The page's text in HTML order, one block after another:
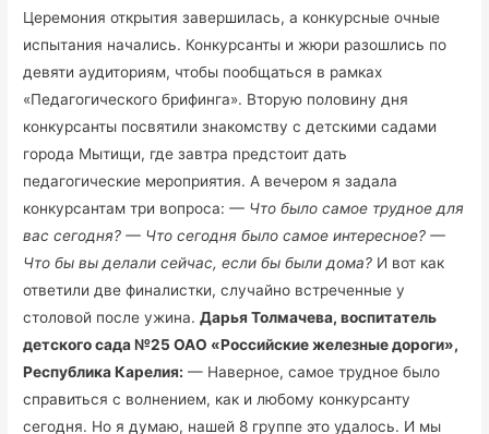
Церемония открытия завершилась, а конкурсные очные
испытания начались. Конкурсанты и жюри разошлись по
девяти аудиториям, чтобы пообщаться в рамках
«Педагогического брифинга». Вторую половину дня
конкурсанты посвятили знакомству с детскими садами
города Мытищи, где завтра предстоит дать
педагогические мероприятия. А вечером я задала
конкурсантам три вопроса:— Что было самое трудное для
вас сегодня? — Что сегодня было самое интересное? —
Что бы вы делали сейчас, если бы были дома? И вот как
ответили две финалистки, случайно встреченные у
столовой после ужина.Дарья Толмачева, воспитатель
детского сада №25 ОАО «Российские железные дороги»,
Республика Карелия: — Наверное, самое трудное было
справиться с волнением, как и любому конкурсанту
сегодня. Но я думаю, нашей 8 группе это удалось. И мы